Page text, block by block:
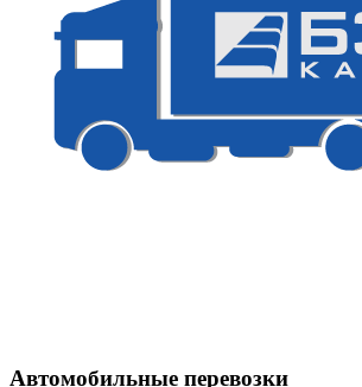
Автомобильные перевозки